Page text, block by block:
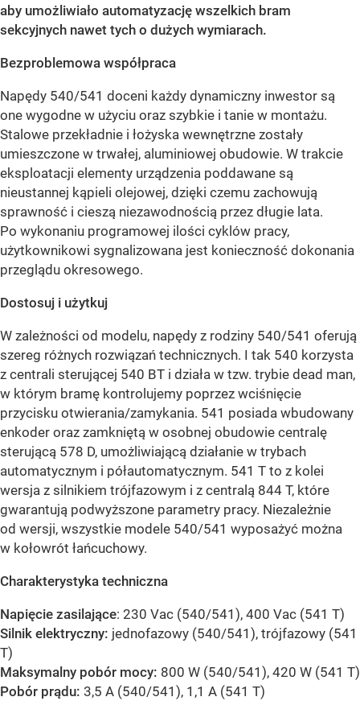
aby umożliwiało automatyzację wszelkich bram
sekcyjnych nawet tych o dużych wymiarach.
Bezproblemowa współpraca
Napędy 540/541 doceni każdy dynamiczny inwestor są
one wygodne w użyciu oraz szybkie i tanie w montażu.
Stalowe przekładnie i łożyska wewnętrzne zostały
umieszczone w trwałej, aluminiowej obudowie. W trakcie
eksploatacji elementy urządzenia poddawane są
nieustannej kąpieli olejowej, dzięki czemu zachowują
sprawność i cieszą niezawodnością przez długie lata.
Po wykonaniu programowej ilości cyklów pracy,
użytkownikowi sygnalizowana jest konieczność dokonania
przeglądu okresowego.
Dostosuj i użytkuj
W zależności od modelu, napędy z rodziny 540/541 oferują
szereg różnych rozwiązań technicznych. I tak 540 korzysta
z centrali sterującej 540 BT i działa w tzw. trybie dead man,
w którym bramę kontrolujemy poprzez wciśnięcie
przycisku otwierania/zamykania. 541 posiada wbudowany
enkoder oraz zamkniętą w osobnej obudowie centralę
sterującą 578 D, umożliwiającą działanie w trybach
automatycznym i półautomatycznym. 541 T to z kolei
wersja z silnikiem trójfazowym i z centralą 844 T, które
gwarantują podwyższone parametry pracy. Niezależnie
od wersji, wszystkie modele 540/541 wyposażyć można
w kołowrót łańcuchowy.
Charakterystyka techniczna
Napięcie zasilające: 230 Vac (540/541), 400 Vac (541 T)
Silnik elektryczny: jednofazowy (540/541), trójfazowy (541
T)
Maksymalny pobór mocy: 800 W (540/541), 420 W (541 T)
Pobór prądu: 3,5 A (540/541), 1,1 A (541 T)